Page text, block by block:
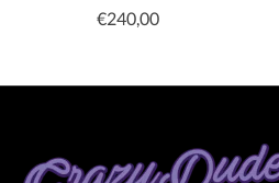
€240,00